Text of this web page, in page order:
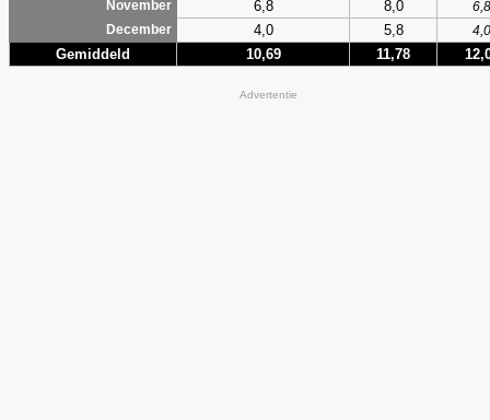
November
6,8 8,0
6,8
December
4,0 5,8 4,0
Gemiddeld 10,69 11,78
Advertentie